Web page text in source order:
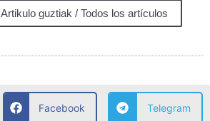
Artikulo guztiak / Todos los artículos
Facebook Telegram